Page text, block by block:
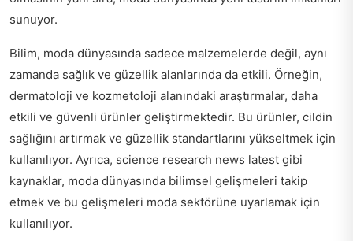
sunuyor.
Bilim, moda dünyasında sadece malzemelerde değil, aynı
zamanda sağlık ve güzellik alanlarında da etkili. Örneğin,
dermatoloji ve kozmetoloji alanındaki araştırmalar, daha
etkili ve güvenli ürünler geliştirmektedir. Bu ürünler, cildin
sağlığını artırmak ve güzellik standartlarını yükseltmek için
kullanılıyor. Ayrıca, science research news latest gibi
kaynaklar, moda dünyasında bilimsel gelişmeleri takip
etmek ve bu gelişmeleri moda sektörüne uyarlamak için
kullanılıyor.